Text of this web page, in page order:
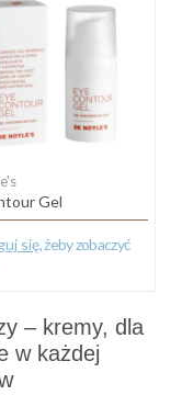
Gel
się, żeby zobaczyć
– kremy, dla
w każdej